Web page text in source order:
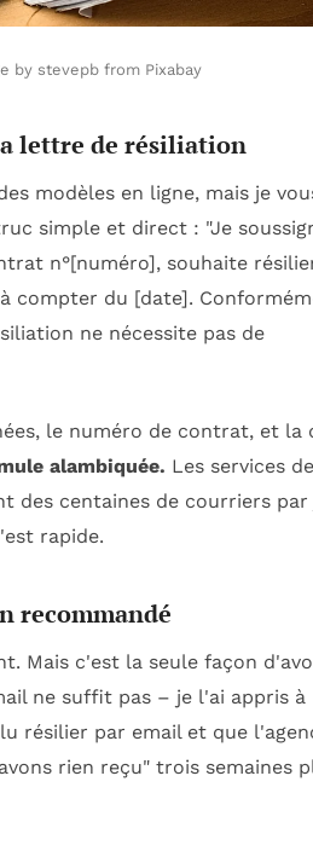
by stevepb from Pixabay
lettre de résiliation
modèles en ligne, mais je
simple et direct : "Je
n°[numéro], souhaite
compter du [date].
ne nécessite pas de
le numéro de contrat, et la
alambiquée. Les services de
des centaines de courriers par
rapide.
recommandé
Mais c'est la seule façon
ne suffit pas – je l'ai appris à
résilier par email et que
rien reçu" trois semaines